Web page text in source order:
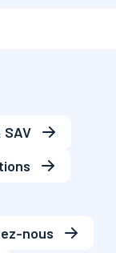
SAV
nous